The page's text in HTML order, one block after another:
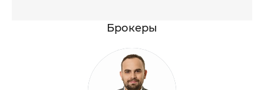
Брокеры